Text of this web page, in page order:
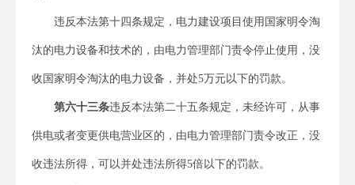
违反本法第十四条规定，电力建设项目使用国家明令淘
汰的电力设备和技术的，由电力管理部门责令停止使用，没
收国家明令淘汰的电力设备，并处5万元以下的罚款。
第六十三条违反本法第二十五条规定，未经许可，从事
供电或者变更供电营业区的，由电力管理部门责令改正，没
收违法所得，可以并处违法所得5倍以下的罚款。